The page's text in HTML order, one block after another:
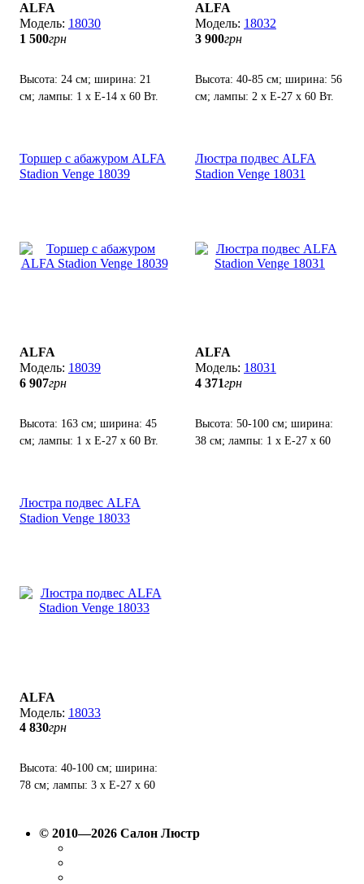
ALFA
18030
1 500грн
Высота: 24 см; ширина: 21
см; лампы: 1 х Е-14 х 60 Вт.
ALFA
18032
3 900грн
Высота: 40-85 см; ширина: 56
см; лампы: 2 х Е-27 х 60 Вт.
Торшер с абажуром ALFA
Stadion Venge 18039
ALFA
18039
6 907грн
Высота: 163 см; ширина: 45
см; лампы: 1 х Е-27 х 60 Вт.
Люстра подвес ALFA
Stadion Venge 18031
ALFA
18031
4 371грн
Высота: 50-100 см; ширина:
38 см; лампы: 1 х Е-27 х 60
Люстра подвес ALFA
Stadion Venge 18033
ALFA
18033
4 830грн
Высота: 40-100 см; ширина:
78 см; лампы: 3 х Е-27 х 60
© 2010—2026 Салон Люстр